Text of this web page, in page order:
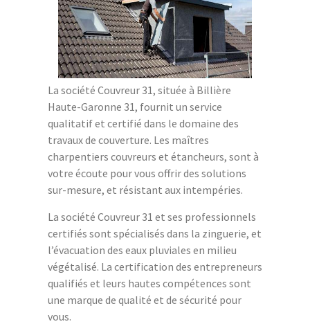
La société Couvreur 31, située à Billière
Haute-Garonne 31, fournit un service
qualitatif et certifié dans le domaine des
travaux de couverture. Les maîtres
charpentiers couvreurs et étancheurs, sont à
votre écoute pour vous offrir des solutions
sur-mesure, et résistant aux intempéries.
La société Couvreur 31 et ses professionnels
certifiés sont spécialisés dans la zinguerie, et
l’évacuation des eaux pluviales en milieu
végétalisé. La certification des entrepreneurs
qualifiés et leurs hautes compétences sont
une marque de qualité et de sécurité pour
vous.